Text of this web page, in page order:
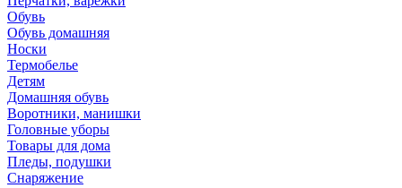
Обувь
Обувь домашняя
Носки
Термобелье
Детям
Домашняя обувь
Воротники, манишки
Головные уборы
Товары для дома
Пледы, подушки
Снаряжение